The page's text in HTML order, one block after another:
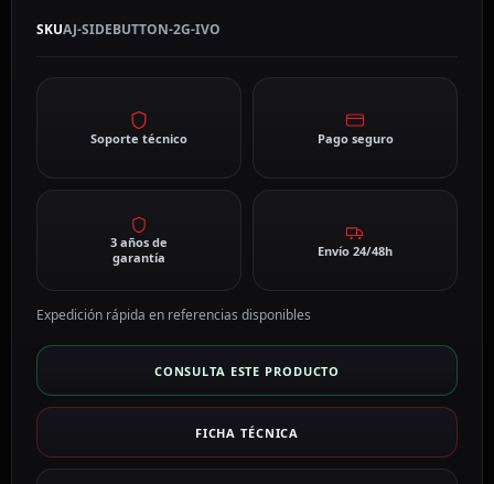
SKUAJ-SIDEBUTTON-2G-IVO
Soporte técnico Pago seguro
3 años de
garantía
Envío 24/48h
Expedición rápida en referencias disponibles
CONSULTA ESTE PRODUCTO
FICHA TÉCNICA